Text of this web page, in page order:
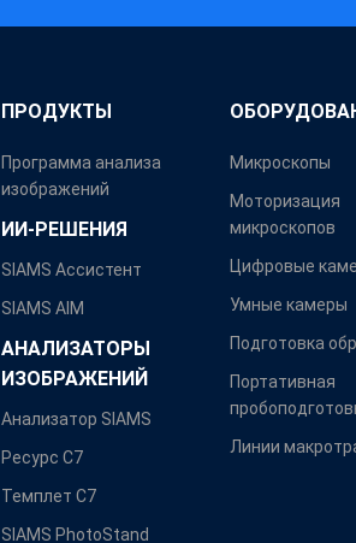
ПРОДУКТЫ
Программа анализа
изображений
ИИ-РЕШЕНИЯ
SIAMS Ассистент
SIAMS AIM
АНАЛИЗАТОРЫ
ИЗОБРАЖЕНИЙ
Анализатор SIAMS
Ресурс С7
Темплет С7
SIAMS PhotoStand
Микроскопы
Моторизация
микроскопов
Цифровые
Умные камеры
Подготовка
Портативная
Линии